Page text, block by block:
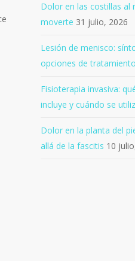
Dolor en las costillas al
moverte 31 julio, 2026
Lesión de menisco:
opciones de tratamiento
Fisioterapia invasiva:
incluye y cuándo se
Dolor en la planta del
allá de la fascitis 10